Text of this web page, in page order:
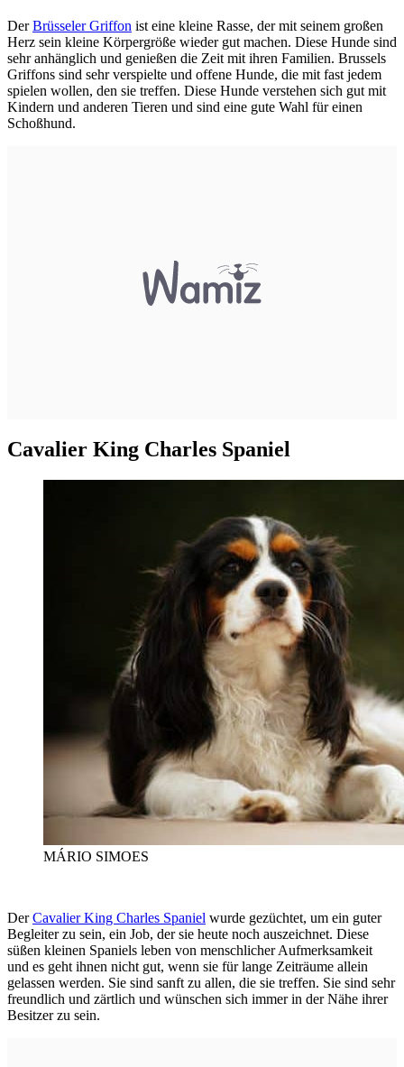
DerBrüsseler Griffon ist eine kleine Rasse, der mit seinem großen
Herz sein kleine Körpergröße wieder gut machen. Diese Hunde sind
sehr anhänglich und genießen die Zeit mit ihren Familien. Brussels
Griffons sind sehr verspielte und offene Hunde, die mit fast jedem
spielen wollen, den sie treffen. Diese Hunde verstehen sich gut mit
Kindern und anderen Tieren und sind eine gute Wahl für einen
Schoßhund.
Cavalier King Charles Spaniel
MÁRIO SIMOES
DerCavalier King Charles Spaniel wurde gezüchtet, um ein guter
Begleiter zu sein, ein Job, der sie heute noch auszeichnet. Diese
süßen kleinen Spaniels leben von menschlicher Aufmerksamkeit
und es geht ihnen nicht gut, wenn sie für lange Zeiträume allein
gelassen werden. Sie sind sanft zu allen, die sie treffen. Sie sind sehr
freundlich und zärtlich und wünschen sich immer in der Nähe ihrer
Besitzer zu sein.